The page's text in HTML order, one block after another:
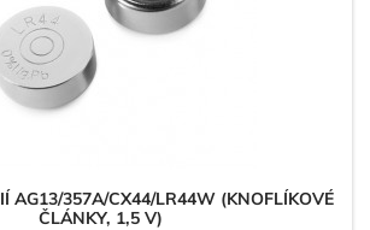
AG13/357A/CX44/LR44W (KNOFLÍKOVÉ
ČLÁNKY, 1,5 V)